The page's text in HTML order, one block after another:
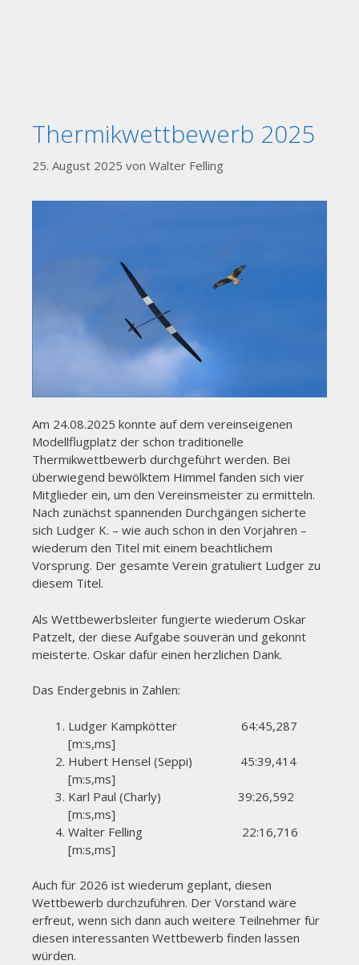
Thermikwettbewerb 2025
25. August 2025 von Walter Felling
Am 24.08.2025 konnte auf dem vereinseigenen
Modellflugplatz der schon traditionelle
Thermikwettbewerb durchgeführt werden. Bei
überwiegend bewölktem Himmel fanden sich vier
Mitglieder ein, um den Vereinsmeister zu ermitteln.
Nach zunächst spannenden Durchgängen sicherte
sich Ludger K. – wie auch schon in den Vorjahren –
wiederum den Titel mit einem beachtlichem
Vorsprung. Der gesamte Verein gratuliert Ludger zu
diesem Titel.
Als Wettbewerbsleiter fungierte wiederum Oskar
Patzelt, der diese Aufgabe souverän und gekonnt
meisterte. Oskar dafür einen herzlichen Dank.
Das Endergebnis in Zahlen:
Ludger Kampkötter 64:45,287
[m:s,ms]
Hubert Hensel (Seppi) 45:39,414
[m:s,ms]
Karl Paul (Charly) 39:26,592
[m:s,ms]
Walter Felling 22:16,716
[m:s,ms]
Auch für 2026 ist wiederum geplant, diesen
Wettbewerb durchzuführen. Der Vorstand wäre
erfreut, wenn sich dann auch weitere Teilnehmer für
diesen interessanten Wettbewerb finden lassen
würden.